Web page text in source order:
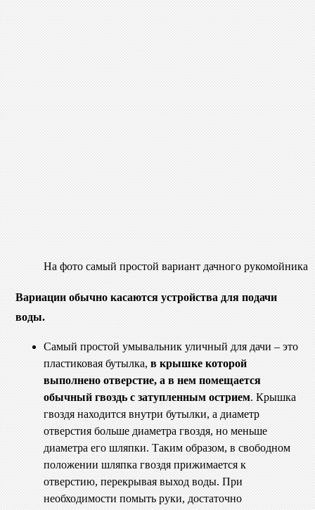
На фото самый простой вариант дачного рукомойника
Вариации обычно касаются устройства для подачи
воды.
Самый простой умывальник уличный для дачи – это
пластиковая бутылка, в крышке которой
выполнено отверстие, а в нем помещается
обычный гвоздь с затупленным острием. Крышка
гвоздя находится внутри бутылки, а диаметр
отверстия больше диаметра гвоздя, но меньше
диаметра его шляпки. Таким образом, в свободном
положении шляпка гвоздя прижимается к
отверстию, перекрывая выход воды. При
необходимости помыть руки, достаточно